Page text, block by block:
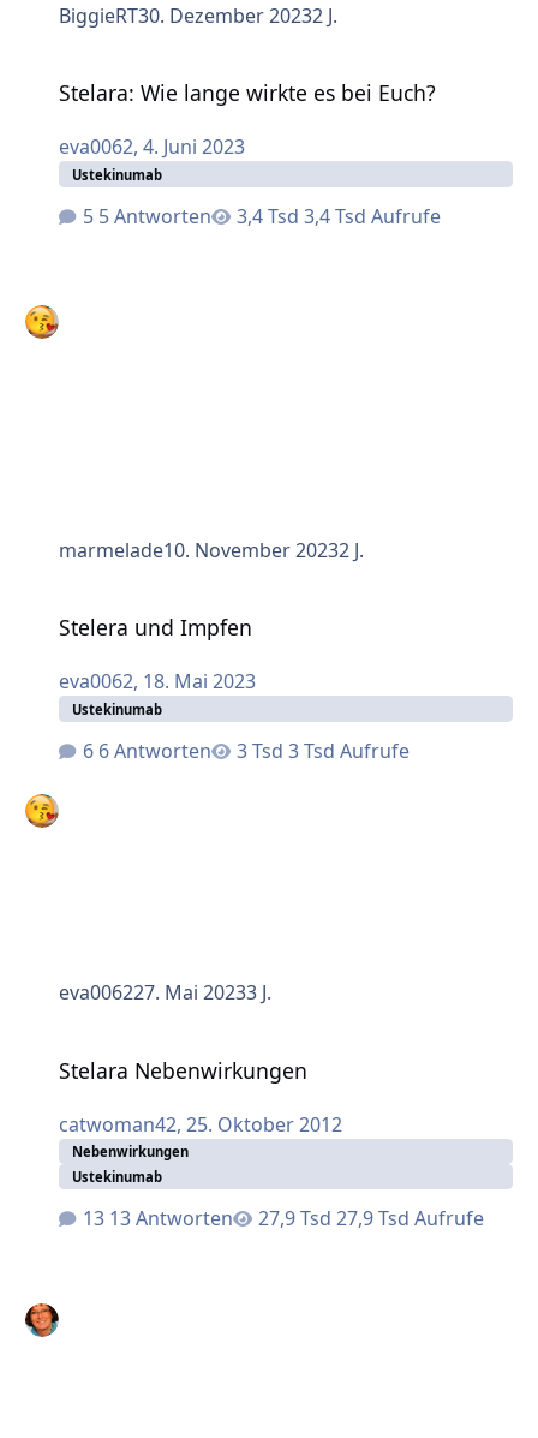
BiggieRT30. Dezember 20232 J.
Stelara: Wie lange wirkte es bei Euch?
eva0062, 4. Juni 2023
Ustekinumab
5 Antworten 3,4 Tsd Aufrufe
marmelade10. November 20232 J.
Stelera und Impfen
eva0062, 18. Mai 2023
Ustekinumab
6 Antworten 3 Tsd Aufrufe
eva006227. Mai 20233 J.
Stelara Nebenwirkungen
catwoman42, 25. Oktober 2012
Nebenwirkungen
Ustekinumab
13 Antworten 27,9 Tsd Aufrufe